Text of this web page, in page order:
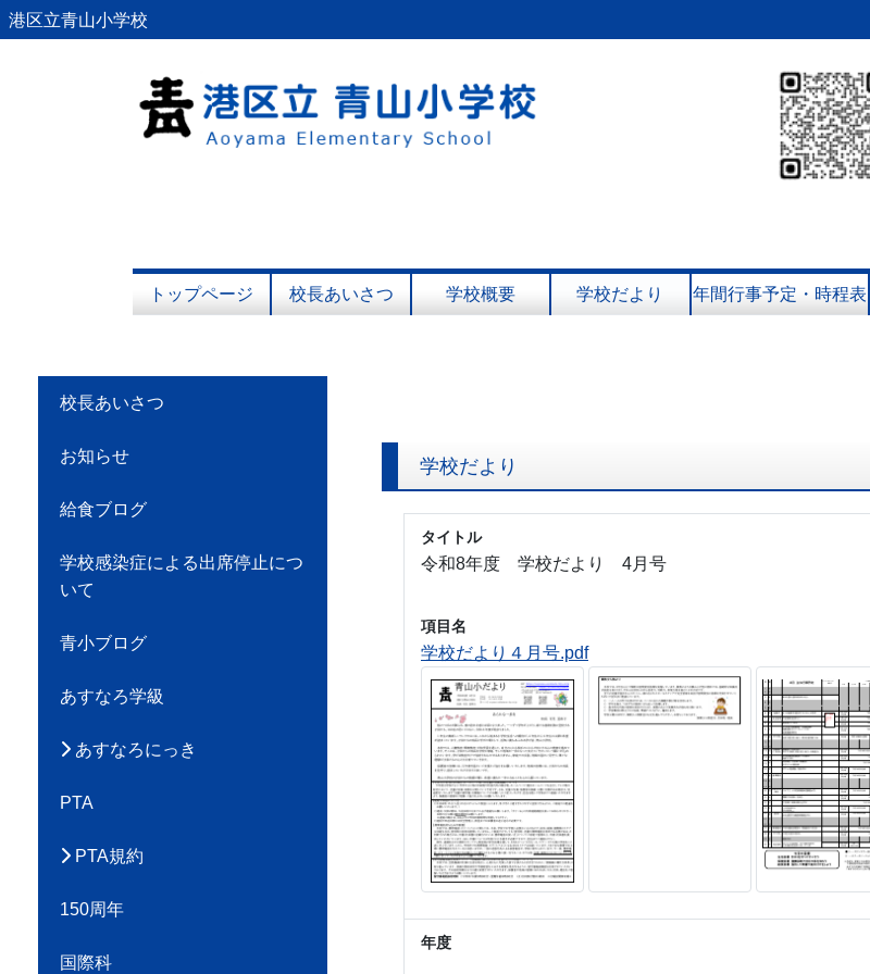
港区立青山小学校
トップページ 校長あいさつ 学校概要 学校だより 年間行事予定・時程表
校長あいさつ
お知らせ
給食ブログ
学校感染症による出席停止につ
いて
青小ブログ
あすなろ学級
あすなろにっき
PTA
PTA規約
150周年
国際科
学校だより
タイトル
令和8年度 学校だより 4月号
項目名
学校だより４月号.pdf
年度